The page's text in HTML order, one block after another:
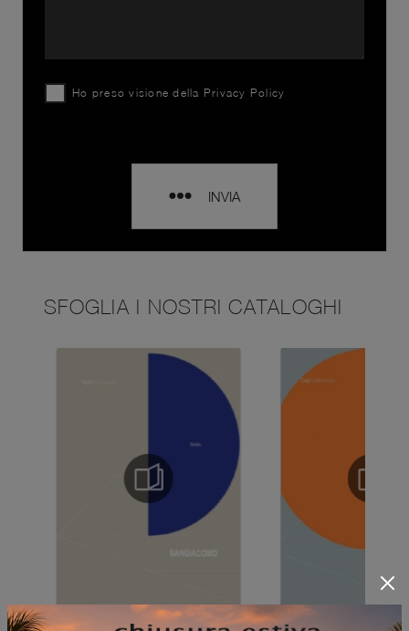
Ho preso visione della Privacy Policy
INVIA
SFOGLIA I NOSTRI CATALOGHI